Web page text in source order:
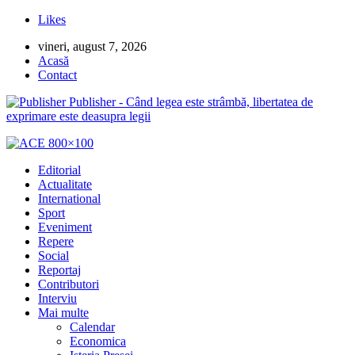
Likes
vineri, august 7, 2026
Acasă
Contact
Publisher - Când legea este strâmbă, libertatea de
exprimare este deasupra legii
Editorial
Actualitate
International
Sport
Eveniment
Repere
Social
Reportaj
Contributori
Interviu
Mai multe
Calendar
Economica